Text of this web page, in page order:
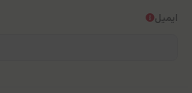
ایمیل